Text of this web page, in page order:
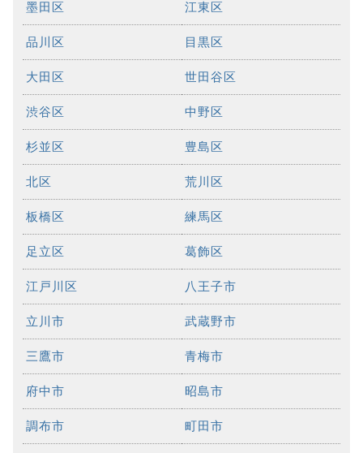
墨田区 江東区
品川区 目黒区
大田区 世田谷区
渋谷区 中野区
杉並区 豊島区
北区 荒川区
板橋区 練馬区
足立区 葛飾区
江戸川区 八王子市
立川市 武蔵野市
三鷹市 青梅市
府中市 昭島市
調布市 町田市